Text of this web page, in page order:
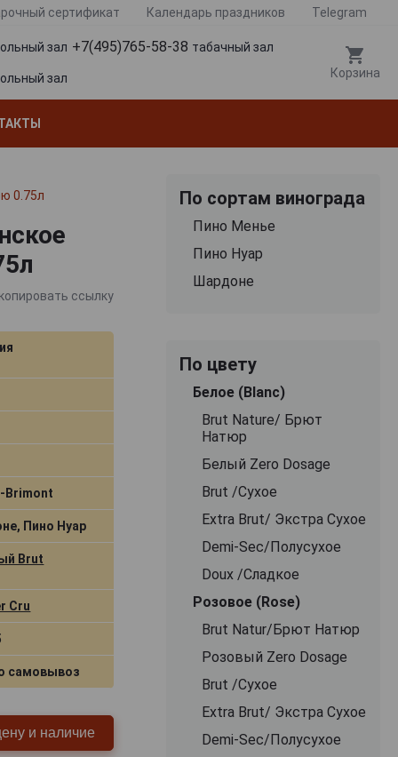
сертификат Календарь праздников Telegram
зал +7(495)765-58-38 табачный зал
зал Корзина
0.75л
ссылку
Brimont
Пино Нуар
Brut
Cru
самовывоз
и наличие
По сортам винограда
Пино Менье
Пино Нуар
Шардоне
По цвету
Белое (Blanc)
Brut Nature/ Брют
Натюр
Белый Zero Dosage
Brut /Сухое
Extra Brut/ Экстра Сухое
Demi-Sec/Полусухое
Doux /Сладкое
Розовое (Rose)
Brut Natur/Брют Натюр
Розовый Zero Dosage
Brut /Сухое
Extra Brut/ Экстра Сухое
Demi-Sec/Полусухое